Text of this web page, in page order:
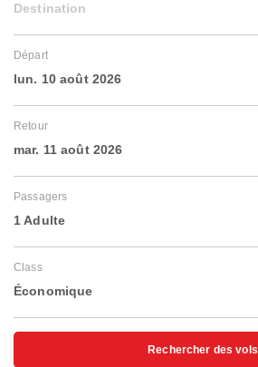
Destination
Départ
lun. 10 août 2026
Retour
mar. 11 août 2026
Passagers
1 Adulte
Class
Économique
Rechercher des vols